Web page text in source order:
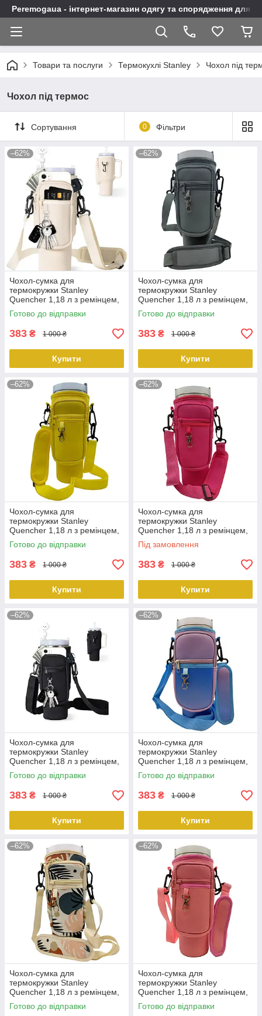
Peremogaua - інтернет-магазин одягу та спорядження для
Товари та послуги Термокухлі Stanley Чохол під
Чохол під термос
Сортування 0 Фільтри
–62%
Чохол-сумка для
термокружки Stanley
Quencher 1,18 л з ремінцем,
захисний кейс для кухля,
кремовий KT7001310
Готово до відправки
383 ₴ 1 000 ₴
Купити
–62%
Чохол-сумка для
термокружки Stanley
Quencher 1,18 л з ремінцем,
захисний кейс для кухля,
темно-сірий KT7001317
Готово до відправки
383 ₴ 1 000 ₴
Купити
–62%
Чохол-сумка для
термокружки Stanley
Quencher 1,18 л з ремінцем,
захисний кейс для кухля,
жовтий KT7001318
Готово до відправки
383 ₴ 1 000 ₴
Купити
–62%
Чохол-сумка для
термокружки Stanley
Quencher 1,18 л з ремінцем,
захисний кейс для кухля,
малиновий KT7001308
Під замовлення
383 ₴ 1 000 ₴
Купити
–62%
Чохол-сумка для
термокружки Stanley
Quencher 1,18 л з ремінцем,
захисний кейс для кухля,
чорного кольору KT7001301
Готово до відправки
383 ₴ 1 000 ₴
Купити
–62%
Чохол-сумка для
термокружки Stanley
Quencher 1,18 л з ремінцем,
кейс для кухля, блакитно-
рожевого кольору KT7001315
Готово до відправки
383 ₴ 1 000 ₴
Купити
–62%
Чохол-сумка для
термокружки Stanley
Quencher 1,18 л з ремінцем,
захисний кейс для кухля,
бежевий тропік KT7001314
Готово до відправки
–62%
Чохол-сумка для
термокружки Stanley
Quencher 1,18 л з ремінцем,
захисний кейс для кухля,
рожевого кольору KT7001303
Готово до відправки